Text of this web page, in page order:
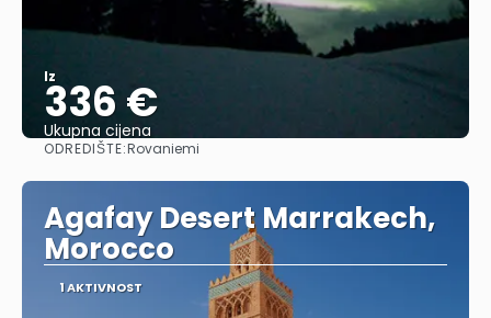
Iz
336 €
Ukupna cijena
ODREDIŠTE:Rovaniemi
Agafay Desert Marrakech,
Morocco
1 AKTIVNOST